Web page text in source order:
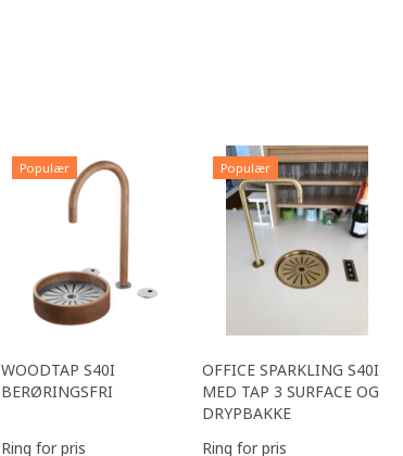
Populær
WOODTAP S40I
BERØRINGSFRI
Ring for pris
Populær
OFFICE SPARKLING S40I
MED TAP 3 SURFACE OG
DRYPBAKKE
Ring for pris